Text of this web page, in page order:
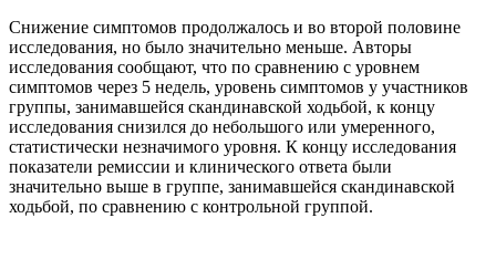
Снижение симптомов продолжалось и во второй половине
исследования, но было значительно меньше. Авторы
исследования сообщают, что по сравнению с уровнем
симптомов через 5 недель, уровень симптомов у участников
группы, занимавшейся скандинавской ходьбой, к концу
исследования снизился до небольшого или умеренного,
статистически незначимого уровня. К концу исследования
показатели ремиссии и клинического ответа были
значительно выше в группе, занимавшейся скандинавской
ходьбой, по сравнению с контрольной группой.